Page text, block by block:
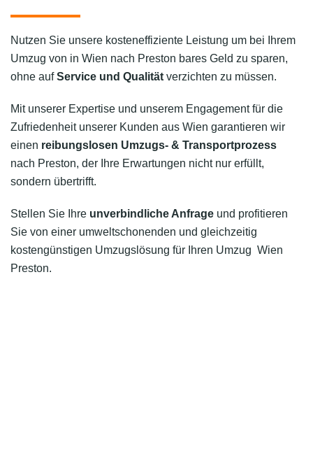
Nutzen Sie unsere kosteneffiziente Leistung um bei Ihrem
Umzug von in Wien nach Preston bares Geld zu sparen,
ohne aufService und Qualität verzichten zu müssen.
Mit unserer Expertise und unserem Engagement für die
Zufriedenheit unserer Kunden aus Wien garantieren wir
einen reibungslosen Umzugs- & Transportprozess
nach Preston, der Ihre Erwartungen nicht nur erfüllt,
sondern übertrifft.
Stellen Sie Ihre unverbindliche Anfrage und profitieren
Sie von einer umweltschonenden und gleichzeitig
kostengünstigen Umzugslösung für Ihren Umzug Wien
Preston.